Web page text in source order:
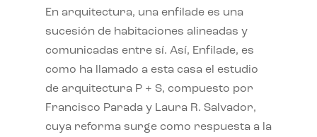
En arquitectura, una enfilade es una
sucesión de habitaciones alineadas y
comunicadas entre sí. Así, Enfilade, es
como ha llamado a esta casa el estudio
de arquitectura P + S, compuesto por
Francisco Parada y Laura R. Salvador,
cuya reforma surge como respuesta a la